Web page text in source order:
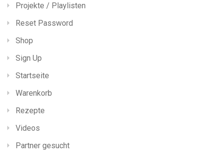
Projekte / Playlisten
Reset Password
Shop
Sign Up
Startseite
Warenkorb
Rezepte
Videos
Partner gesucht